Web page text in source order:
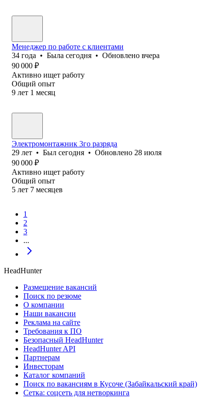
Менеджер по работе с клиентами
34 года • Была сегодня • Обновлено вчера
90 000 ₽
Активно ищет работу
Общий опыт
9 лет 1 месяц
Электромонтажник 3го разряда
29 лет • Был сегодня • Обновлено 28 июля
90 000 ₽
Активно ищет работу
Общий опыт
5 лет 7 месяцев
1
2
3
...
HeadHunter
Размещение вакансий
Поиск по резюме
О компании
Наши вакансии
Реклама на сайте
Требования к ПО
Безопасный HeadHunter
HeadHunter API
Партнерам
Инвесторам
Каталог компаний
Поиск по вакансиям в Кусоче (Забайкальский край)
Сетка: соцсеть для нетворкинга